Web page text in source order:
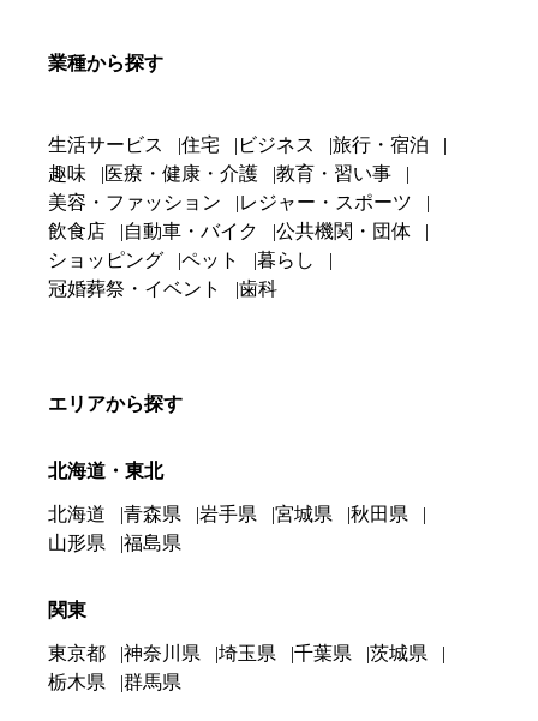
業種から探す
生活サービス 住宅 ビジネス
旅行・宿泊
趣味
医療・健康・介護
教育・習い事
美容・ファッション
レジャー・スポーツ
飲食店
自動車・バイク
公共機関・団体
ショッピング
ペット
暮らし
冠婚葬祭・イベント
歯科
エリアから探す
北海道・東北
北海道 青森県 岩手県 宮城県
秋田県
山形県
福島県
関東
東京都 神奈川県 埼玉県 千葉県
茨城県
栃木県
群馬県